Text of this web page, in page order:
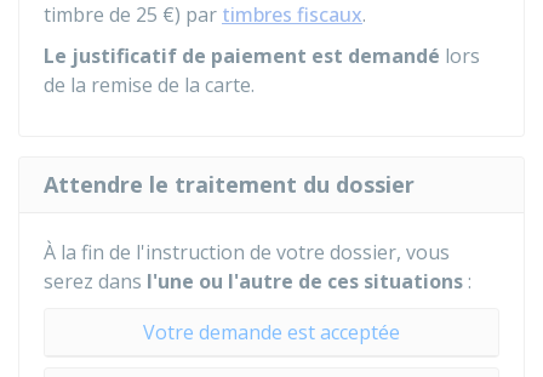
timbre de 25 €) par timbres fiscaux.
Le justificatif de paiement est demandé lors
de la remise de la carte.
Attendre le traitement du dossier
À la fin de l'instruction de votre dossier, vous
serez dans l'une ou l'autre de ces situations :
Votre demande est acceptée